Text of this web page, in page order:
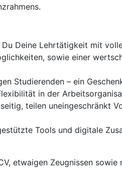
Deine Lehrtätigkeit mit
sowie einer
Studierenden – ein
in der
teilen uneingeschränkt
Tools und digitale
etwaigen Zeugnissen sowie